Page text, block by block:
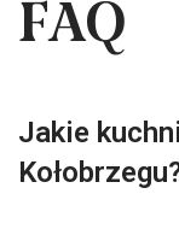
FAQ
Jakie